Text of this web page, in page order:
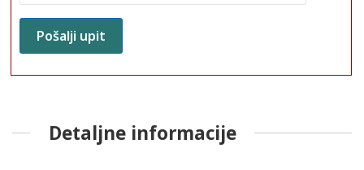
Detaljne informacije